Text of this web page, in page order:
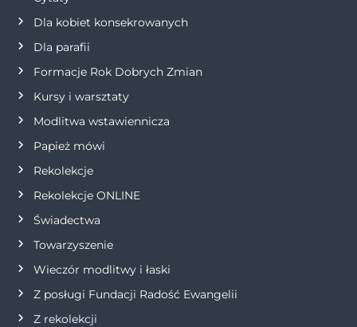
a
w
p
i
s
u
Dla kobiet konsekrowanych
Dla parafii
Formacje Rok Dobrych Zmian
Kursy i warsztaty
Modlitwa wstawiennicza
Papież mówi
Rekolekcje
Rekolekcje ONLINE
Świadectwa
Towarzyszenie
Wieczór modlitwy i łaski
Z posługi Fundacji Radość Ewangelii
Z rekolekcji